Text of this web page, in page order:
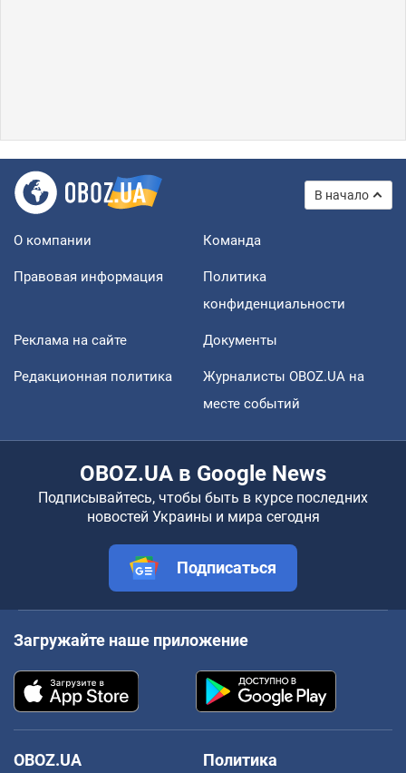
В начало
О компании Команда
Правовая информация
Политика
конфиденциальности
Реклама на сайте Документы
Редакционная политика
Журналисты OBOZ.UA на
месте событий
OBOZ.UA в Google News
Подписывайтесь, чтобы быть в курсе последних
новостей Украины и мира сегодня
Подписаться
Загружайте наше приложение
OBOZ.UA
Политика